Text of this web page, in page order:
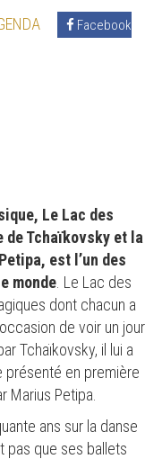
Facebook
Le Lac des
de Tchaïkovsky et la
est l’un des
monde . Le Lac des
dont chacun a
de voir un jour
Tchaïkovsky, il lui a
présenté en première
Marius Petipa.
ans sur la danse
pas que ses ballets